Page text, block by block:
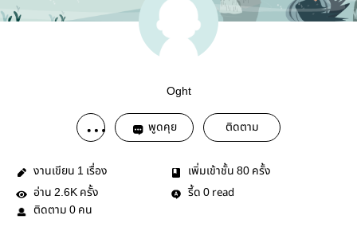
Oght
พูดคุย ติดตาม
งานเขียน 1 เรื่อง เพิ่มเข้าชั้น 80 ครั้ง
อ่าน 2.6K ครั้ง รี้ด 0 read
ติดตาม 0 คน